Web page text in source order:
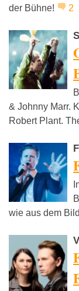
der Bühne!
2
& Johnny Marr.
Robert Plant.
wie aus dem